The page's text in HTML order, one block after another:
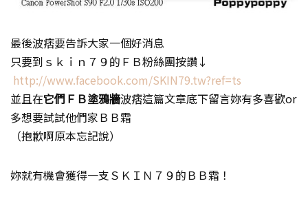
最後波痞要告訴大家一個好消息
只要到ｓｋｉｎ７９的ＦＢ粉絲團按讚↓
http://www.facebook.com/SKIN79.tw?ref=ts
並且在它們ＦＢ塗鴉牆波痞這篇文章底下留言妳有多喜歡or
多想要試試他們家ＢＢ霜
（抱歉啊原本忘記說）
妳就有機會獲得一支ＳＫＩＮ７９的ＢＢ霜！